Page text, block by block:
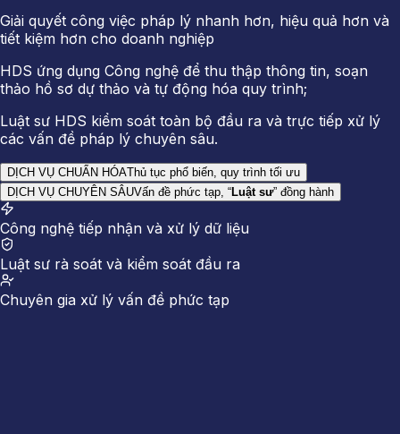
Giải quyết công việc pháp lý nhanh hơn, hiệu quả hơn và
tiết kiệm hơn cho doanh nghiệp
HDS ứng dụng Công nghệ để thu thập thông tin, soạn
thảo hồ sơ dự thảo và tự động hóa quy trình;
Luật sư HDS kiểm soát toàn bộ đầu ra và trực tiếp xử lý
các vấn đề pháp lý chuyên sâu.
DỊCH VỤ CHUẨN HÓAThủ tục phổ biến, quy trình tối ưu
DỊCH VỤ CHUYÊN SÂUVấn đề phức tạp, “Luật sư” đồng hành
Công nghệ tiếp nhận và xử lý dữ liệu
Luật sư rà soát và kiểm soát đầu ra
Chuyên gia xử lý vấn đề phức tạp